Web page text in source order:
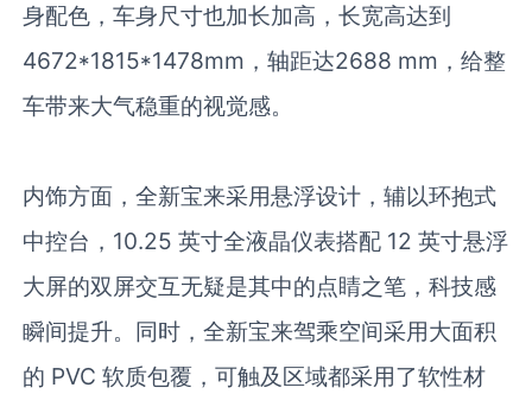
身配色，车身尺寸也加长加高，长宽高达到
4672*1815*1478mm ，轴距达2688 mm ，给整
车带来大气稳重的视觉感。
内饰方面，全新宝来采用悬浮设计，辅以环抱式
中控台， 10.25英寸全液晶仪表搭配 12英寸悬浮
大屏的双屏交互无疑是其中的点睛之笔，科技感
瞬间提升。同时，全新宝来驾乘空间采用大面积
的 PVC软质包覆，可触及区域都采用了软性材